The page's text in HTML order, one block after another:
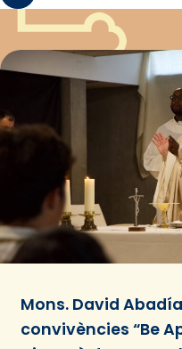
Mons. David
convivències “Be